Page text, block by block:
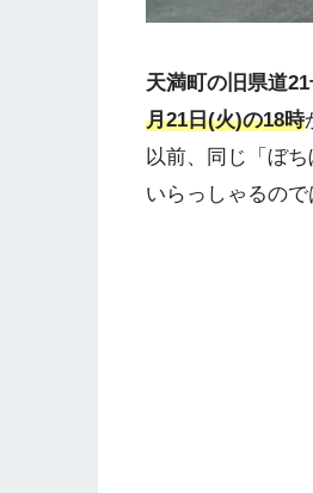
天満町の旧県道
月21日(火)の18時
以前、同じ「ぼ
いらっしゃるので